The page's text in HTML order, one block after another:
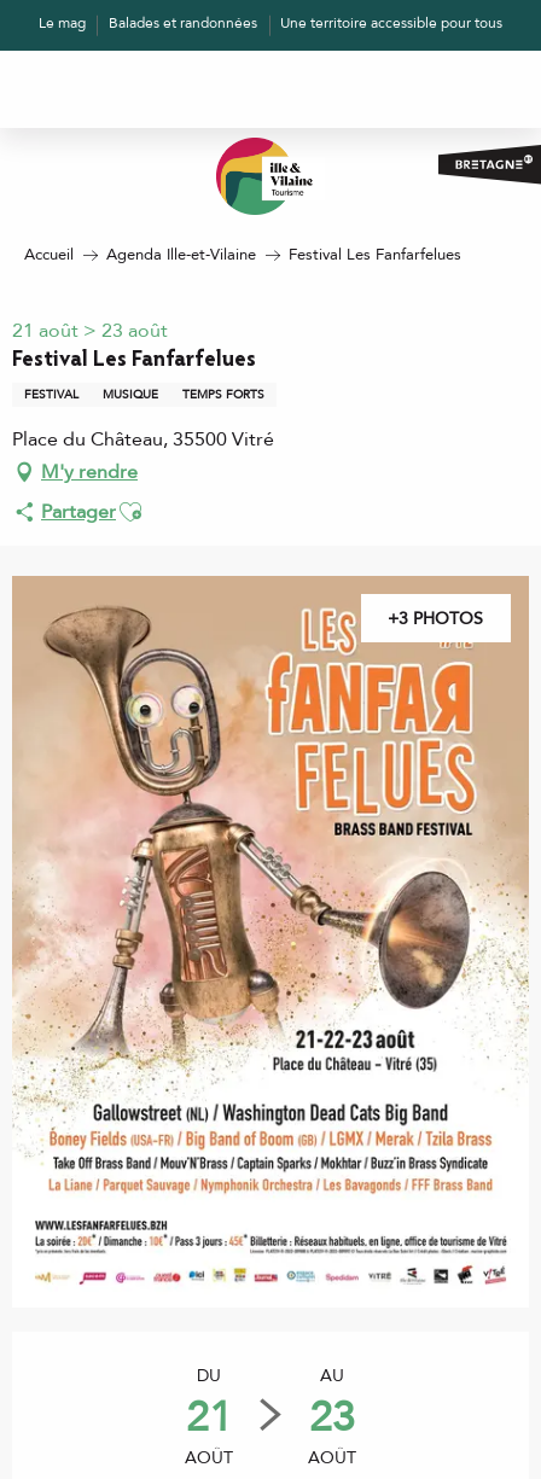
AllerLe mag Balades et randonnées Une territoire accessible pour tous
Accueil Agenda Ille-et-Vilaine Festival Les Fanfarfelues
21 août > 23 août
Festival Les Fanfarfelues
FESTIVAL MUSIQUE TEMPS FORTS
Place du Château, 35500 Vitré
M'y rendre
PartagerAjouter aux favoris
+3 PHOTOS
DU
21
AOÛT
AU
23
AOÛT